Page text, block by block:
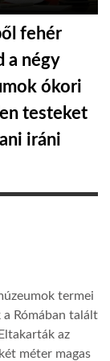
fehér
a négy
ókori
testeket
iráni
termei
a Rómában talált
az
méter magas